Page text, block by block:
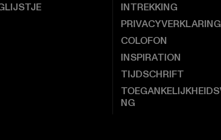
INTREKKING
PRIVACYVERKLARING
COLOFON
INSPIRATION
TIJDSCHRIFT
NG